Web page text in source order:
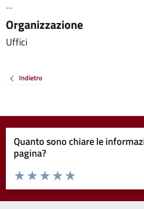
--
Organizzazione
Uffici
Indietro
Quanto sono chiare le
pagina?
Valuta da 1 a 5 stelle la pagina
Valuta 5 stelle su 5
Valuta 4 stelle su 5
Valuta 3 stelle su 5
Valuta 2 stelle su 5
Valuta 1 stelle su 5